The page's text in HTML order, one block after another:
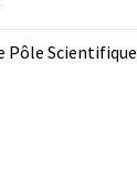
Pôle Scientifique